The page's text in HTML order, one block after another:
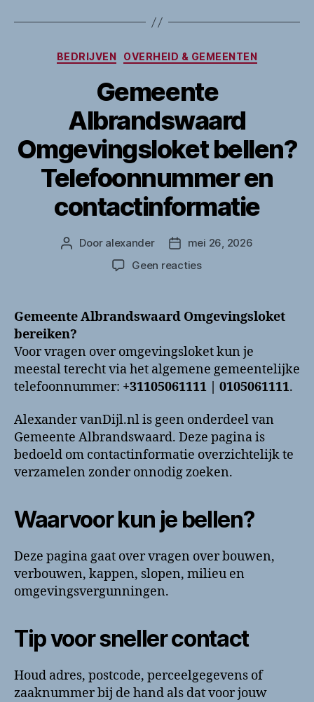
Categorieën
BEDRIJVEN OVERHEID & GEMEENTEN
Gemeente
Albrandswaard
Omgevingsloket bellen?
Telefoonnummer en
contactinformatie
Berichtauteur
Door alexander Berichtdatum
mei 26, 2026
Geen reactiesop
Omgevingsloket
bellen?
en
contactinformatie
Gemeente Albrandswaard Omgevingsloket
bereiken?
Voor vragen over omgevingsloket kun je
meestal terecht via het algemene gemeentelijke
telefoonnummer: +31105061111 | 0105061111.
Alexander vanDijl.nl is geen onderdeel van
Gemeente Albrandswaard. Deze pagina is
bedoeld om contactinformatie overzichtelijk te
verzamelen zonder onnodig zoeken.
Waarvoor kun je bellen?
Deze pagina gaat over vragen over bouwen,
verbouwen, kappen, slopen, milieu en
omgevingsvergunningen.
Tip voor sneller contact
Houd adres, postcode, perceelgegevens of
zaaknummer bij de hand als dat voor jouw